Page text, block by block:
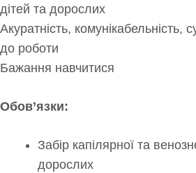
дітей та дорослих
Акуратність, комунікабельність,
до роботи
Бажання навчитися
Обов’язки:
Забір капілярної та
дорослих